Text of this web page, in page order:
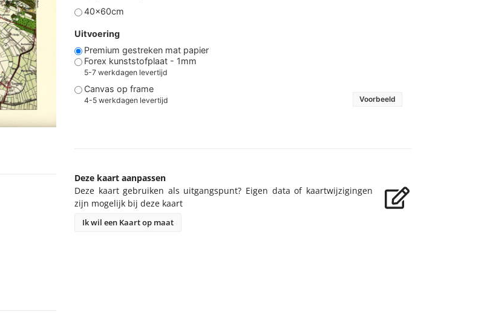
40x60cm
Uitvoering
Premium gestreken mat papier
Forex kunststofplaat - 1mm
5-7 werkdagen levertijd
Canvas op frame
4-5 werkdagen levertijd Voorbeeld
Deze kaart aanpassen
Deze kaart gebruiken als uitgangspunt? Eigen data of kaartwijzigingen
zijn mogelijk bij deze kaart
Ik wil een Kaart op maat